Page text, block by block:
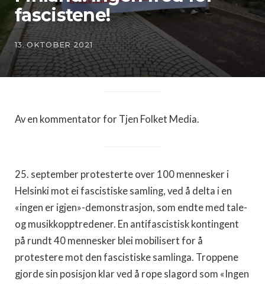
fascistene!
13. OKTOBER 2021
Av en kommentator for Tjen Folket Media.
25. september protesterte over 100 mennesker i
Helsinki mot ei fascistiske samling, ved å delta i en
«ingen er igjen»-demonstrasjon, som endte med tale-
og musikkopptredener. En antifascistisk kontingent
på rundt 40 mennesker blei mobilisert for å
protestere mot den fascistiske samlinga. Troppene
gjorde sin posisjon klar ved å rope slagord som «Ingen